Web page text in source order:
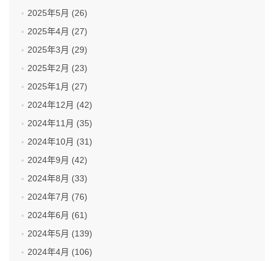
2025年5月 (26)
2025年4月 (27)
2025年3月 (29)
2025年2月 (23)
2025年1月 (27)
2024年12月 (42)
2024年11月 (35)
2024年10月 (31)
2024年9月 (42)
2024年8月 (33)
2024年7月 (76)
2024年6月 (61)
2024年5月 (139)
2024年4月 (106)